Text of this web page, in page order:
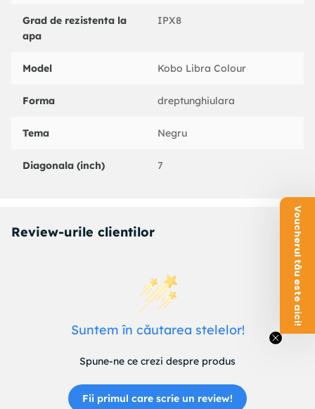
Grad de rezistenta la
apa
IPX8
Model Kobo Libra Colour
Forma dreptunghiulara
Tema Negru
Diagonala (inch) 7
Review-urile clientilor
Suntem în căutarea stelelor!
Spune-ne ce crezi despre produs
Fii primul care scrie un review!
Voucherul tău este aici!